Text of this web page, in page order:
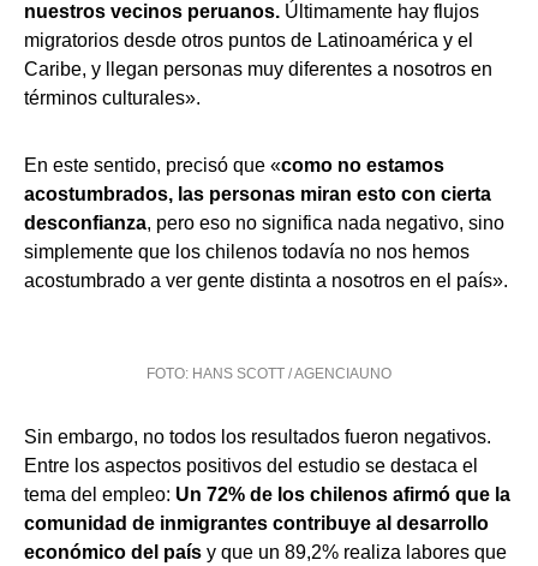
nuestros vecinos peruanos. Últimamente hay flujos
migratorios desde otros puntos de Latinoamérica y el
Caribe, y llegan personas muy diferentes a nosotros en
términos culturales».
En este sentido, precisó que «como no estamos
acostumbrados, las personas miran esto con cierta
desconfianza, pero eso no significa nada negativo, sino
simplemente que los chilenos todavía no nos hemos
acostumbrado a ver gente distinta a nosotros en el país».
FOTO: HANS SCOTT / AGENCIAUNO
Sin embargo, no todos los resultados fueron negativos.
Entre los aspectos positivos del estudio se destaca el
tema del empleo: Un 72% de los chilenos afirmó que la
comunidad de inmigrantes contribuye al desarrollo
económico del país y que un 89,2% realiza labores que